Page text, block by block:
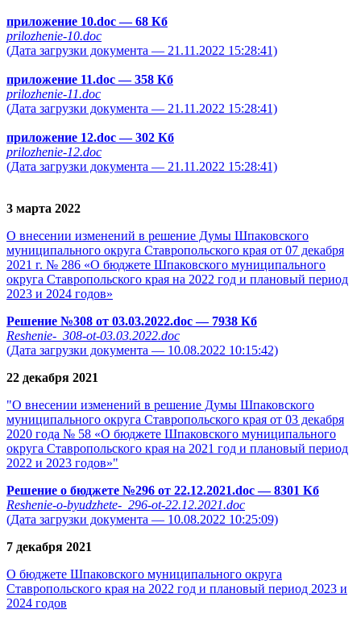
приложение 10.doc— 68 Кб
prilozhenie-10.doc
(Дата загрузки документа — 21.11.2022 15:28:41)
приложение 11.doc— 358 Кб
prilozhenie-11.doc
(Дата загрузки документа — 21.11.2022 15:28:41)
приложение 12.doc— 302 Кб
prilozhenie-12.doc
(Дата загрузки документа — 21.11.2022 15:28:41)
3 марта 2022
О внесении изменений в решение Думы Шпаковского
муниципального округа Ставропольского края от 07 декабря
2021 г. № 286 «О бюджете Шпаковского муниципального
округа Ставропольского края на 2022 год и плановый период
2023 и 2024 годов»
Решение №308 от 03.03.2022.doc— 7938 Кб
Reshenie-_308-ot-03.03.2022.doc
(Дата загрузки документа — 10.08.2022 10:15:42)
22 декабря 2021
"О внесении изменений в решение Думы Шпаковского
муниципального округа Ставропольского края от 03 декабря
2020 года № 58 «О бюджете Шпаковского муниципального
округа Ставропольского края на 2021 год и плановый период
2022 и 2023 годов»"
Решение о бюджете №296 от 22.12.2021.doc— 8301 Кб
Reshenie-o-byudzhete-_296-ot-22.12.2021.doc
(Дата загрузки документа — 10.08.2022 10:25:09)
7 декабря 2021
О бюджете Шпаковского муниципального округа
Ставропольского края на 2022 год и плановый период 2023 и
2024 годов